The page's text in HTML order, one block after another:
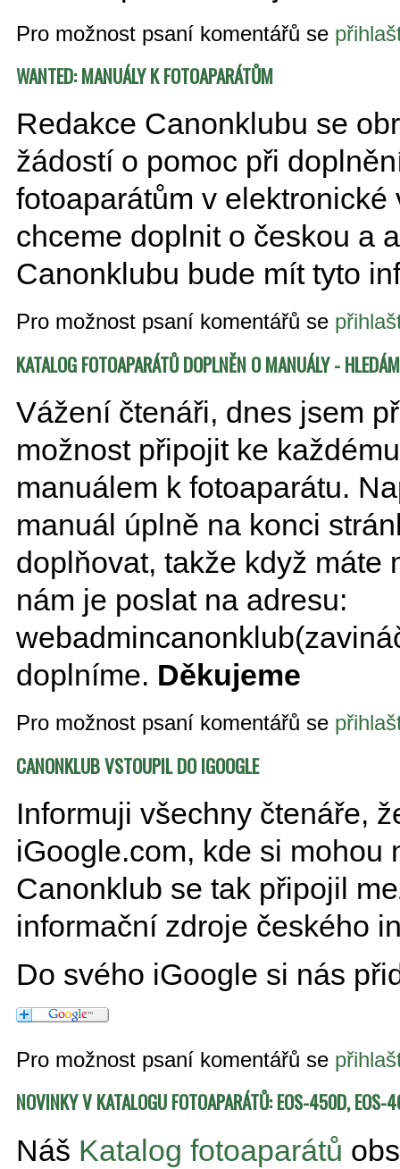
Pro možnost psaní komentářů se
WANTED: MANUÁLY K FOTOAPARÁTŮM
Redakce Canonklubu se
žádostí o pomoc při
fotoaparátům v
chceme doplnit o českou a
Canonklubu bude mít tyto
Pro možnost psaní komentářů se
KATALOG FOTOAPARÁTŮ DOPLNĚN O MANUÁLY -
Vážení čtenáři, dnes jsem
možnost připojit ke
manuálem k fotoaparátu.
manuál úplně na konci
doplňovat, takže když máte
nám je poslat na adresu:
doplníme. Děkujeme
Pro možnost psaní komentářů se
CANONKLUB VSTOUPIL DO IGOOGLE
Informuji všechny čtenáře,
iGoogle.com, kde si
Canonklub se tak připojil
informační zdroje českého
Do svého iGoogle si nás
Pro možnost psaní komentářů se
NOVINKY V KATALOGU FOTOAPARÁTŮ: EOS-450D,
Náš Katalog fotoaparátů